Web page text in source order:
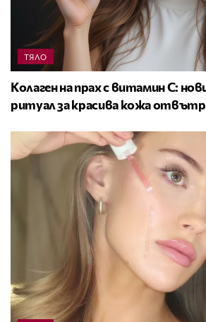
ТЯЛО
Колаген на прах с витамин C:
ритуал за красива кожа